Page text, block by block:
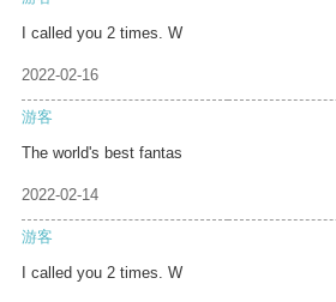
I called you 2 times. W
2022-02-16
游客
The world's best fantas
2022-02-14
游客
I called you 2 times. W